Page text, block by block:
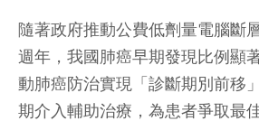
隨著政府推動公費低劑量電腦斷
週年，我國肺癌早期發現比例顯
動肺癌防治實現「診斷期別前移
期介入輔助治療，為患者爭取最